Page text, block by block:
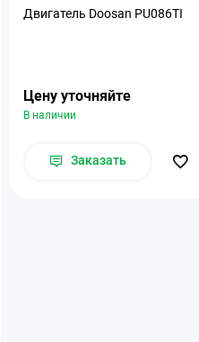
Двигатель Doosan PU086TI
Цену уточняйте
В наличии
Заказать